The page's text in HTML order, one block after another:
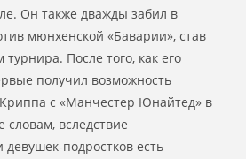
Он также дважды забил в
мюнхенской «Баварии», став
После того, как его
получил возможность
с «Манчестер Юнайтед» в
словам, вследствие
подростков есть